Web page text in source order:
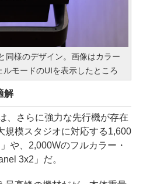
同様のデザイン。画像はカラー
モードのUIを表示したところ
解
、さらに強力な先行機が存在
規模スタジオに対応する1,600
や、2,000Wのフルカラー・
3x2」だ。